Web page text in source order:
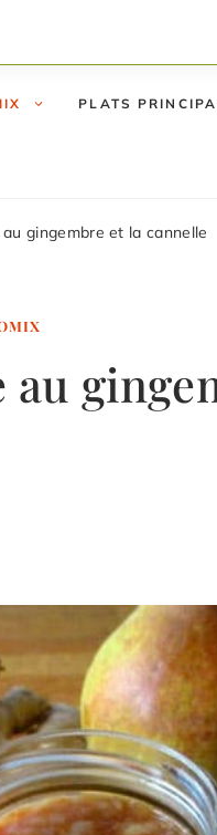
PLATS
gingembre et la cannelle